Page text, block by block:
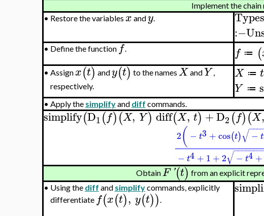
Implement the chain
• Restore the variablesxandy.
:−
• Define the functionf. f ≔ (
• Assignx(t) andy(t) to the names X andY ,
respectively.
X ≔ t
Y ≔
• Apply the simplifyand diff commands.
simplify(D1(f)(X, Y) diff(X, t) +D2 (f)(X,
2( − t3 +cos(t) − t
−−−
√
− t4 + 1 + 2 − t4 +
−−−−−−−
√
ObtainF '(t) from an explicit
• Using the diff and simplifycommands, explicitly
differentiate f(x(t), y(t)).